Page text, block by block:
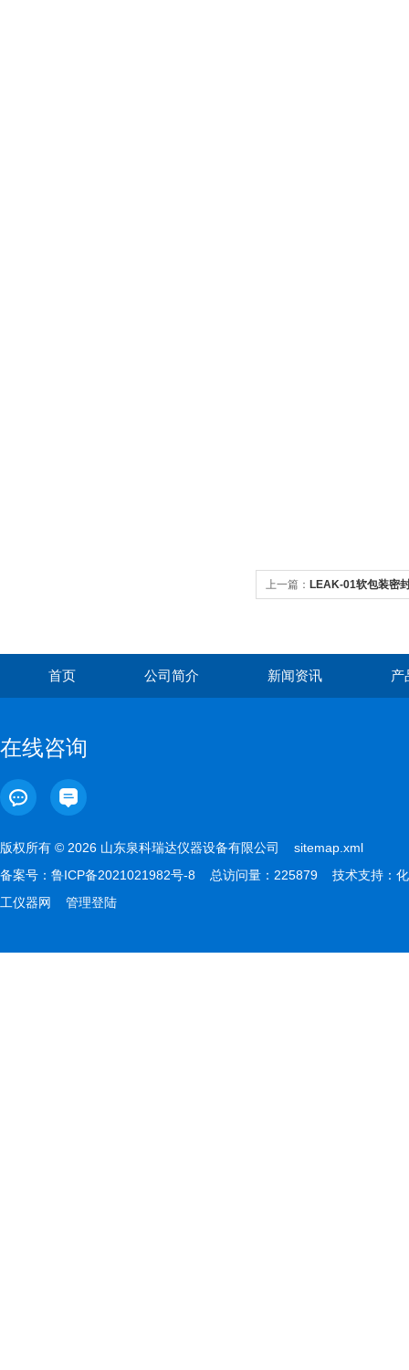
上一篇： LEAK-01软包装密
首页 公司简介 新闻资讯 产
在线咨询
版权所有 © 2026 山东泉科瑞达仪器设备有限公司 sitemap.xml
备案号： 鲁ICP备2021021982号-8 总访问量：225879 技术支持： 化
工仪器网
管理登陆